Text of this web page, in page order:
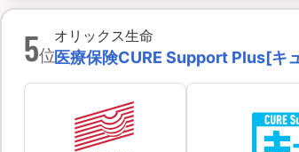
5位
オリックス生命
医療保険CURE Support Plus[キ